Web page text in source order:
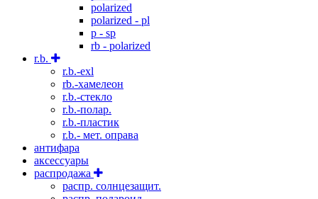
polarized
polarized - pl
p - sp
rb - polarized
r.b.
r.b.-exl
rb.-хамелеон
r.b.-стекло
r.b.-полар.
r.b.-пластик
r.b.- мет. оправа
антифара
аксессуары
распродажа
распр. солнцезащит.